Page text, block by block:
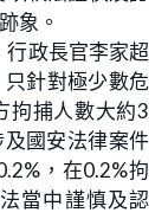
象。
政長官李家超
針對極少數危
拘捕人數大約3
國安法律案件
，在0.2%拘
當中謹慎及認